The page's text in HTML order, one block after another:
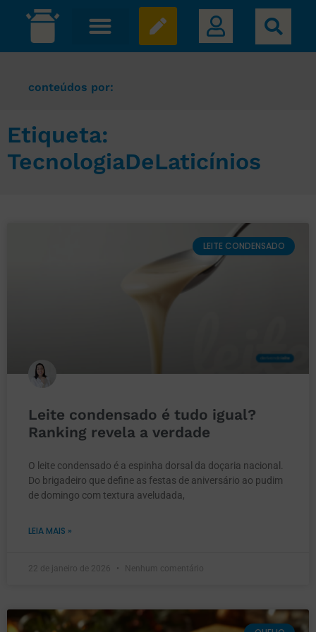
conteúdos por:
Etiqueta:
TecnologiaDeLaticínios
LEITE CONDENSADO
Leite condensado é tudo igual?
Ranking revela a verdade
O leite condensado é a espinha dorsal da doçaria nacional.
Do brigadeiro que define as festas de aniversário ao pudim
de domingo com textura aveludada,
LEIA MAIS »
22 de janeiro de 2026 Nenhum comentário